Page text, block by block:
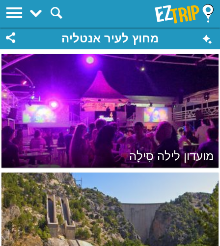
EZTrip
מחוץ לעיר אנטליה
מועדון לילה סִילָה